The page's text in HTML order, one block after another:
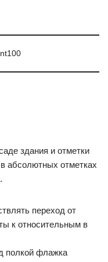
здания и отметки
абсолютных отметках
переход от
к относительным в
полкой флажка